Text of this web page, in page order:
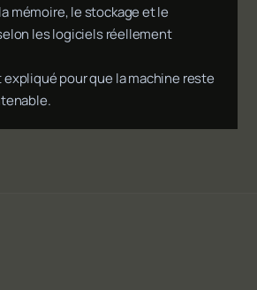
mémoire, le stockage et le
les logiciels réellement
pour que la machine reste